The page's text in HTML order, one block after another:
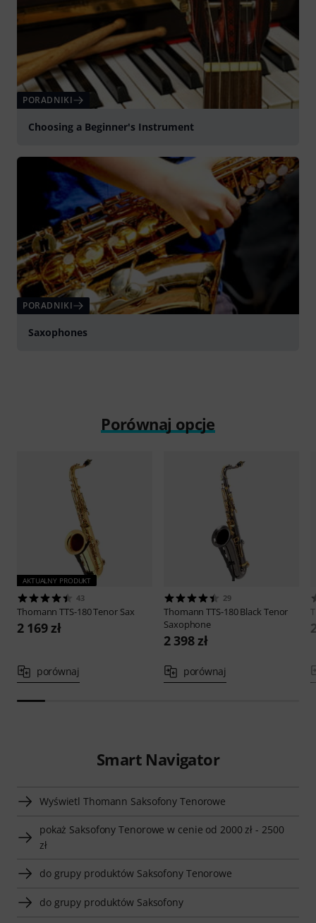
PORADNIKI
Choosing a Beginner's Instrument
PORADNIKI
Saxophones
Porównaj opcje
AKTUALNY PRODUKT
43
ThomannTTS-180 Tenor Sax
2 169 zł
porównaj
29
ThomannTTS-180 Black Tenor
Saxophone
2 398 zł
porównaj
Smart Navigator
Wyświetl Thomann Saksofony Tenorowe
pokaż Saksofony Tenorowe w cenie od 2000 zł - 2500
zł
do grupy produktów Saksofony Tenorowe
do grupy produktów Saksofony